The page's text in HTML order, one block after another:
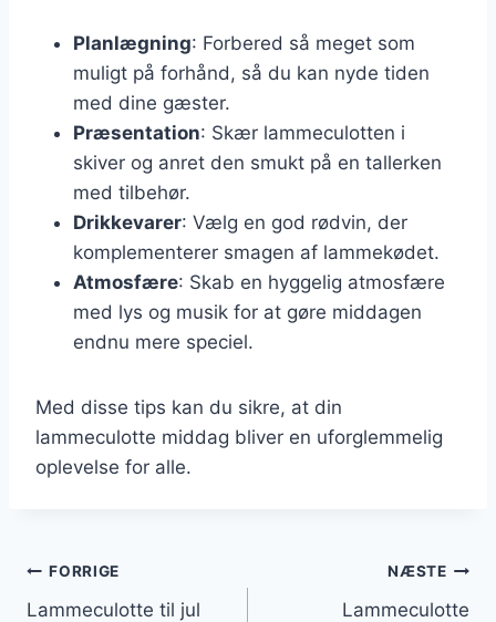
Planlægning: Forbered så meget som
muligt på forhånd, så du kan nyde tiden
med dine gæster.
Præsentation: Skær lammeculotten i
skiver og anret den smukt på en tallerken
med tilbehør.
Drikkevarer: Vælg en god rødvin, der
komplementerer smagen af lammekødet.
Atmosfære: Skab en hyggelig atmosfære
med lys og musik for at gøre middagen
endnu mere speciel.
Med disse tips kan du sikre, at din
lammeculotte middag bliver en uforglemmelig
oplevelse for alle.
Indlægsnavigation
FORRIGE
Lammeculotte til jul
NÆSTE
Lammeculotte